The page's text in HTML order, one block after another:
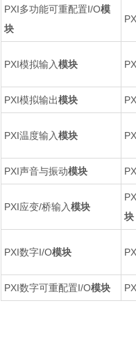
PXI多功能可重配置I/O模
块
PXI模拟输入模块
PXI模拟输出模块
PXI温度输入模块
PXI声音与振动模块
PXI应变/桥输入模块
块
PXI数字I/O模块
PXI数字可重配置I/O模块